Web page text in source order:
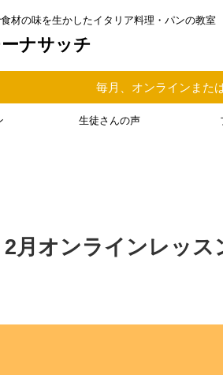
材の味を生かしたイタリア料理・パンの教室
ナサッチ
オンラインまたはオフラインでイタリア
生徒さんの声
月オンラインレッス